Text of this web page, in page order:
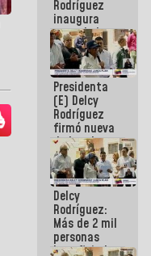
Rodríguez
inaugura
casa de los
Abuelos
Primavera
en Caracas
Presidenta
(E) Delcy
Rodríguez
firmó nueva
de Ley de
Arrendamiento
aprobada
por la AN
Delcy
Rodríguez:
Más de 2 mil
personas
beneficiadas